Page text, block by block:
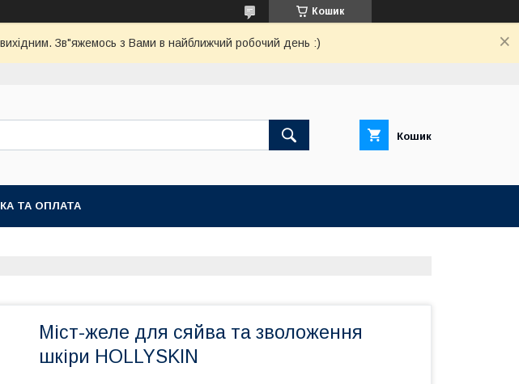
Кошик
Зв"яжемось з Вами в найближчий робочий день :)
Кошик
ТА ОПЛАТА
Міст-желе для сяйва та зволоження
шкіри HOLLYSKIN